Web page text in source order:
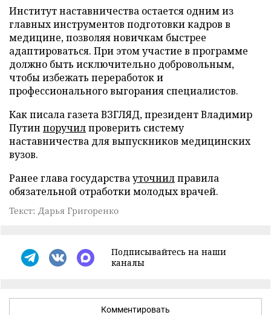
Институт наставничества остается одним из
главных инструментов подготовки кадров в
медицине, позволяя новичкам быстрее
адаптироваться. При этом участие в программе
должно быть исключительно добровольным,
чтобы избежать переработок и
профессионального выгорания специалистов.
Как писала газета ВЗГЛЯД, президент Владимир
Путин поручилпроверить систему
наставничества для выпускников медицинских
вузов.
Ранее глава государствауточнилправила
обязательной отработки молодых врачей.
Текст: Дарья Григоренко
Подписывайтесь на наши
каналы
Комментировать